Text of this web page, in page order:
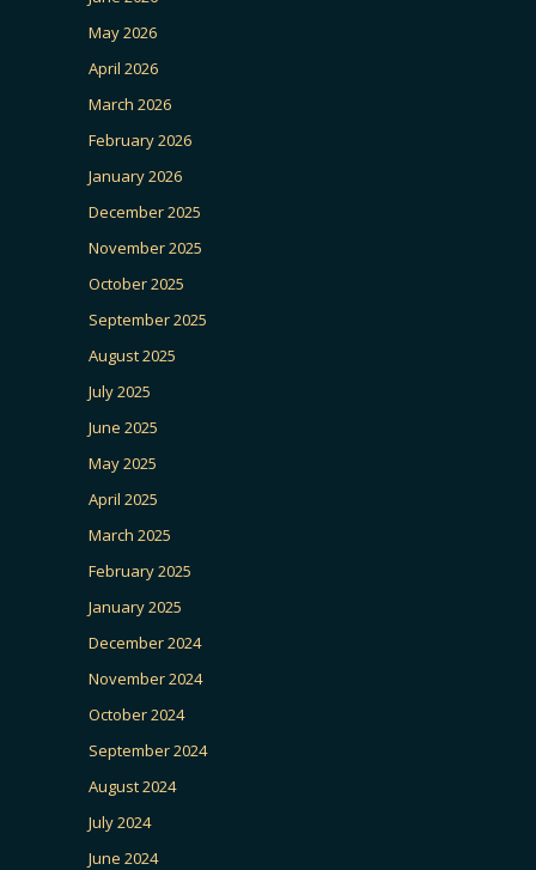
May 2026
April 2026
March 2026
February 2026
January 2026
December 2025
November 2025
October 2025
September 2025
August 2025
July 2025
June 2025
May 2025
April 2025
March 2025
February 2025
January 2025
December 2024
November 2024
October 2024
September 2024
August 2024
July 2024
June 2024